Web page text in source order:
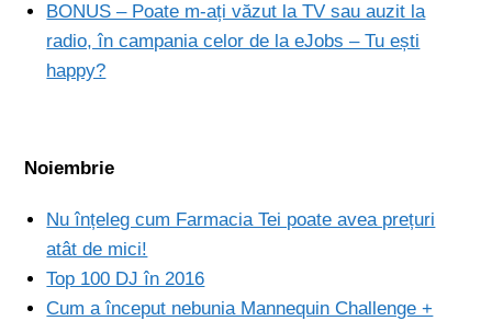
BONUS – Poate m-ați văzut la TV sau auzit la
radio, în campania celor de la eJobs – Tu ești
happy?
Noiembrie
Nu înțeleg cum Farmacia Tei poate avea prețuri
atât de mici!
Top 100 DJ în 2016
Cum a început nebunia Mannequin Challenge +